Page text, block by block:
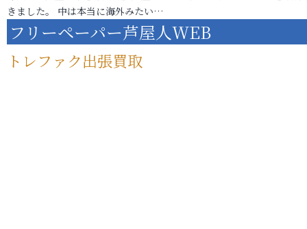
きました。 中は本当に海外みたい…
フリーペーパー芦屋人WEB
トレファク出張買取